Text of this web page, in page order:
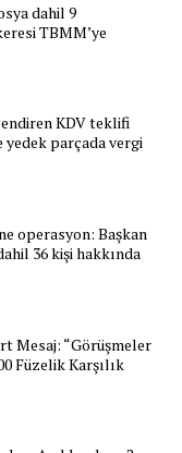
dahil 9
TBMM’ye
KDV teklifi
yedek parçada vergi
operasyon: Başkan
36 kişi hakkında
Mesaj: “Görüşmeler
Füzelik Karşılık